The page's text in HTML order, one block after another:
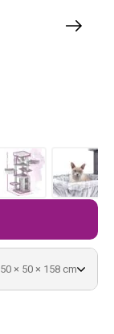
50 × 50 × 158 cm